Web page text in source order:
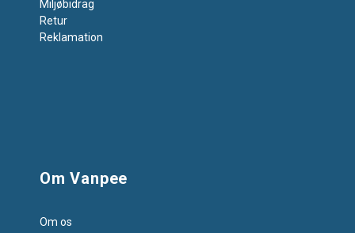
Miljøbidrag
Retur
Reklamation
Om Vanpee
Om os